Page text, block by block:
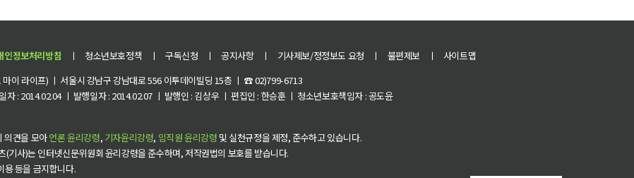
인정보처리방침 ㅣ 청소년보호정책 ㅣ 구독신청 ㅣ 공지사항 ㅣ 기사제보/정정보도 요청 ㅣ 불편제보 ㅣ
사이트맵
이 라이프) ㅣ 서울시 강남구 강남대로 556 이투데이빌딩 15층 ㅣ ☎ 02)799-6713
자 : 2014.02.04 ㅣ 발행일자 : 2014.02.07 ㅣ 발행인 : 김상우 ㅣ 편집인 : 한승훈 ㅣ 청소년보호책임자 : 공도윤
의견을 모아언론 윤리강령, 기자윤리강령, 임직원 윤리강령 및 실천규정을 제정, 준수하고 있습니다.
(기사)는 인터넷신문위원회 윤리강령을 준수하며, 저작권법의 보호를 받습니다.
용 등을 금지합니다.